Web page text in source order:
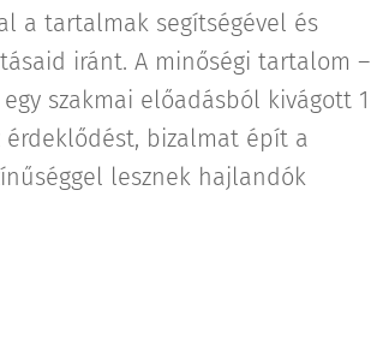
a tartalmak segítségével és
iránt. A minőségi tartalom –
szakmai előadásból kivágott 1
bizalmat épít a
lesznek hajlandók